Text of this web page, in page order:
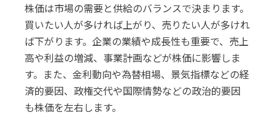
株価は市場の需要と供給のバランスで決まります。
買いたい人が多ければ上がり、売りたい人が多けれ
ば下がります。企業の業績や成長性も重要で、売上
高や利益の増減、事業計画などが株価に影響しま
す。また、金利動向や為替相場、景気指標などの経
済的要因、政権交代や国際情勢などの政治的要因
も株価を左右します。